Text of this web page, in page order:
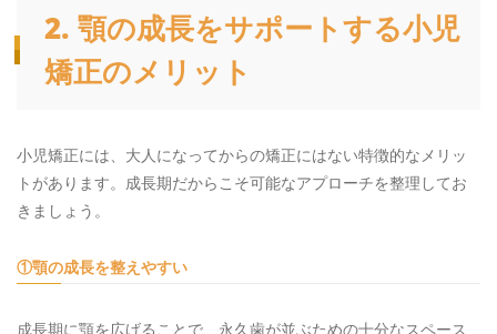
2. 顎の成長をサポートする小児
矯正のメリット
小児矯正には、大人になってからの矯正にはない特徴的なメリッ
トがあります。成長期だからこそ可能なアプローチを整理してお
きましょう。
①顎の成長を整えやすい
成長期に顎を広げることで、永久歯が並ぶための十分なスペース